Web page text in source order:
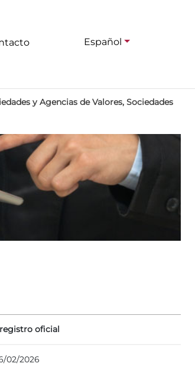
Español
y Agencias de Valores, Sociedades
oficial
02/2026